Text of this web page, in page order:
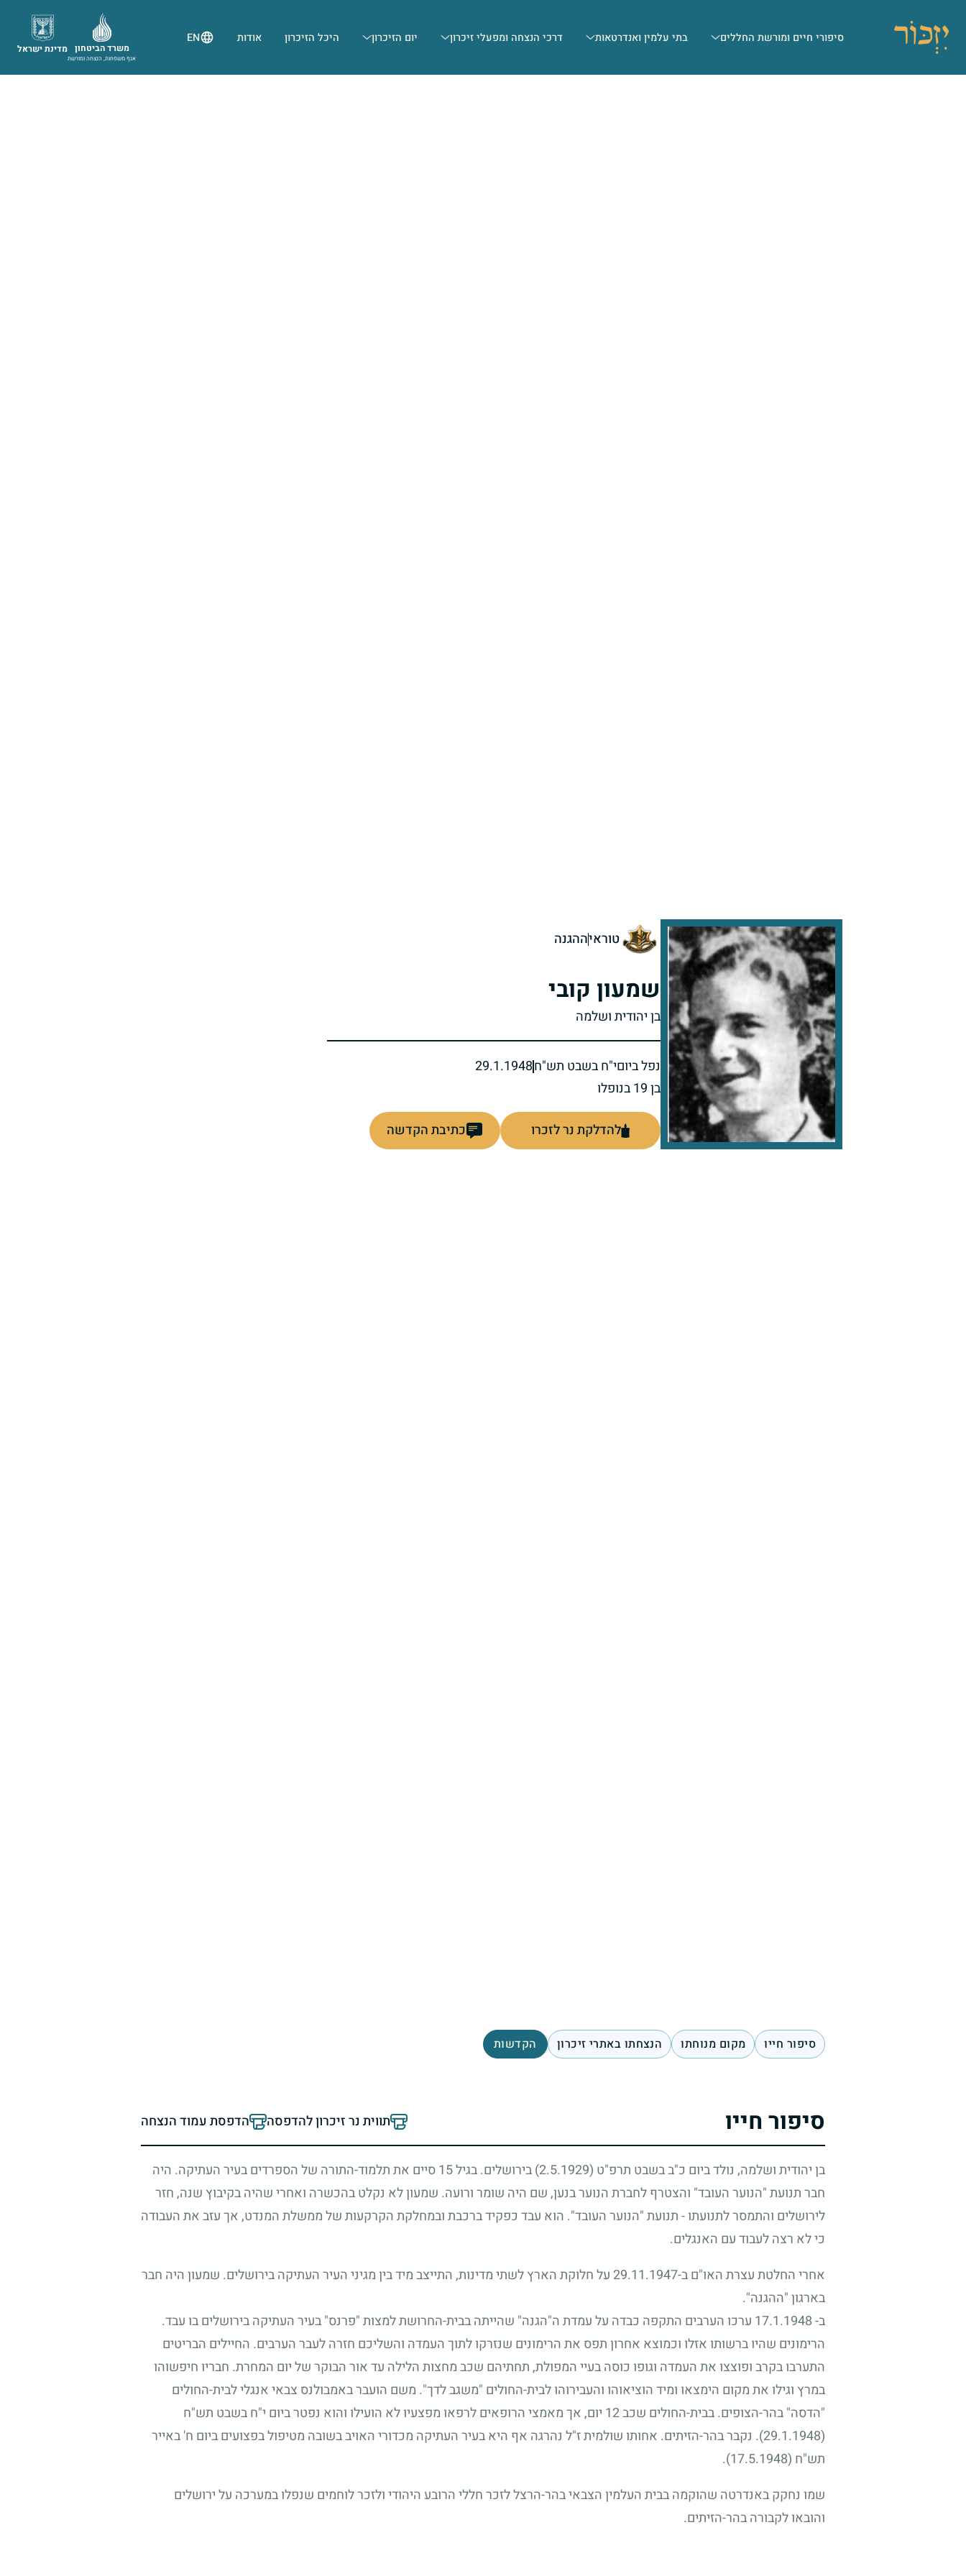
סיפורי חיים ומורשת החללים בתי עלמין ואנדרטאות דרכי הנצחה ומפעלי זיכרון יום הזיכרון היכל הזיכרון אודות EN
מדינת ישראל משרד הביטחון
אגף משפחות, הנצחה ומורשת
טוראיההגנה
שמעון קובי
בן יהודית ושלמה
נפל ביוםי"ח בשבט תש"ח29.1.1948
בן 19 בנופלו
להדלקת נר לזכרו כתיבת הקדשה
סיפור חייו מקום מנוחתו הנצחתו באתרי זיכרון הקדשות
סיפור חייו תווית נר זיכרון להדפסה הדפסת עמוד הנצחה
בן יהודית ושלמה, נולד ביום כ"ב בשבט תרפ"ט 2.5.1929)) בירושלים. בגיל15סיים את תלמוד-התורה של הספרדים בעיר העתיקה. היה
חבר תנועת "הנוער העובד" והצטרף לחברת הנוער בנען, שם היה שומר ורועה. שמעון לא נקלט בהכשרה ואחרי שהיה בקיבוץ שנה, חזר
לירושלים והתמסר לתנועתו - תנועת "הנוער העובד". הוא עבד כפקיד ברכבת ובמחלקת הקרקעות של ממשלת המנדט, אך עזב את העבודה
כי לא רצה לעבוד עם האנגלים.
אחרי החלטת עצרת האו"ם ב29.11.1947- על חלוקת הארץ לשתי מדינות, התייצב מיד בין מגיני העיר העתיקה בירושלים. שמעון היה חבר
בארגון "ההגנה".
ב17.1.1948 - ערכו הערבים התקפה כבדה על עמדת ה"הגנה" שהייתה בבית-החרושת למצות "פרנס" בעיר העתיקה בירושלים בו עבד.
הרימונים שהיו ברשותו אזלו וכמוצא אחרון תפס את הרימונים שנזרקו לתוך העמדה והשליכם חזרה לעבר הערבים. החיילים הבריטים
התערבו בקרב ופוצצו את העמדה וגופו כוסה בעיי המפולת, תחתיהם שכב מחצות הלילה עד אור הבוקר של יום המחרת. חבריו חיפשוהו
במרץ וגילו את מקום הימצאו ומיד הוציאוהו והעבירוהו לבית-החולים "משגב לדך". משם הועבר באמבולנס צבאי אנגלי לבית-החולים
"הדסה" בהר-הצופים. בבית-החולים שכב12 יום, אך מאמצי הרופאים לרפאו מפצעיו לא הועילו והוא נפטר ביום י"ח בשבט תש"ח
29.1.1948)). נקבר בהר-הזיתים. אחותו שולמית ז"ל נהרגה אף היא בעיר העתיקה מכדורי האויב בשובה מטיפול בפצועים ביום ח' באייר
תש"ח 17.5.1948)
).
שמו נחקק באנדרטה שהוקמה בבית העלמין הצבאי בהר-הרצל לזכר חללי הרובע היהודי ולזכר לוחמים שנפלו במערכה על ירושלים
והובאו לקבורה בהר-הזיתים.